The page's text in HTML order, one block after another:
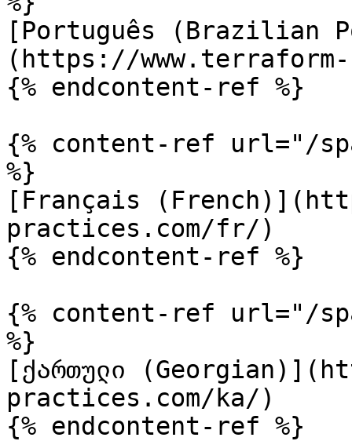
[Português (Brazilian
(https://
{% endcontent-ref %}
{% content-ref url="/
%}
[Français
practices.com/fr/)
{% endcontent-ref %}
{% content-ref url="/
%}
[ქართული
practices.com/ka/)
{% endcontent-ref %}